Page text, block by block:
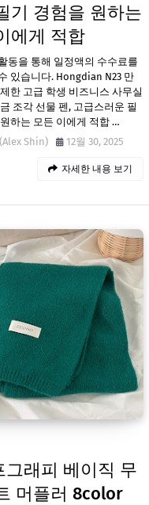
기 경험을 원하는
에게 적합
동을 통해 일정액의 수수료를
있습니다. Hongdian N23 만
한 고급 학생 비즈니스 사무실
조각 선물 펜, 고급스러운 필
하는 모든 이에게 적합 …
Shin)
12월 30, 2025
자세한 내용 보기
그래피 베이직 무
머플러 8color